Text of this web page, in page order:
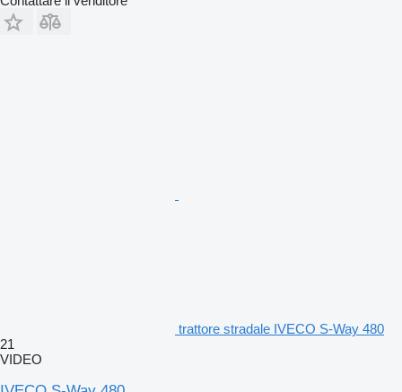
trattore stradale IVECO S-Way 480
21
VIDEO